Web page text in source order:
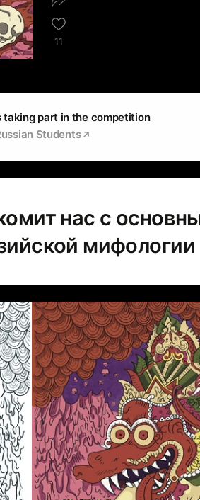
11
taking part in the competition
Students
нас с
мифологии